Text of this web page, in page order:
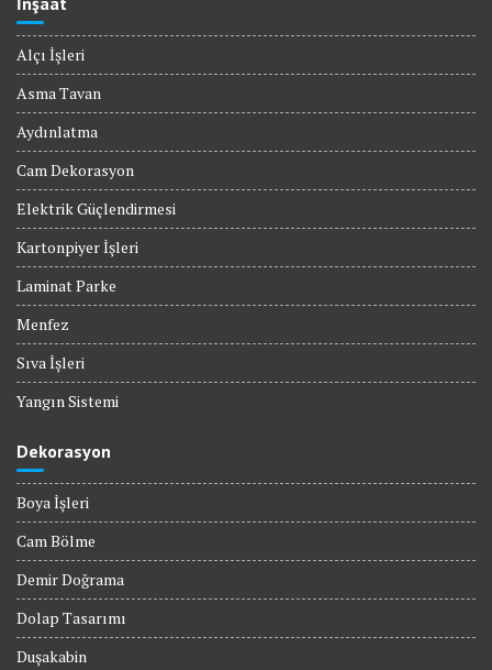
Alçı İşleri
Asma Tavan
Aydınlatma
Cam Dekorasyon
Elektrik Güçlendirmesi
Kartonpiyer İşleri
Laminat Parke
Menfez
Sıva İşleri
Yangın Sistemi
Dekorasyon
Boya İşleri
Cam Bölme
Demir Doğrama
Dolap Tasarımı
Duşakabin